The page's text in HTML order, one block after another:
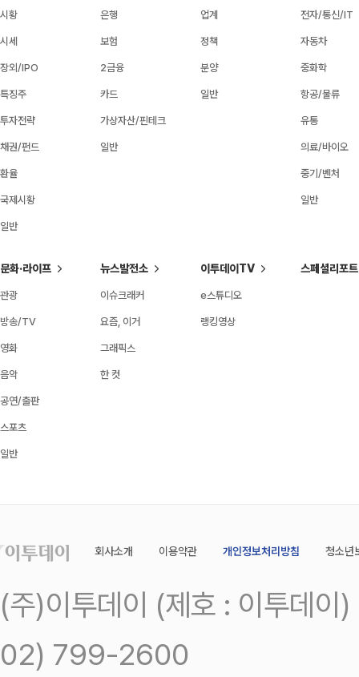
시황
시세
장외/IPO
특징주
투자전략
채권/펀드
환율
국제시황
일반
은행
보험
2금융
카드
가상자산/핀테크
일반
업계
정책
분양
일반
전자/통신/IT
자동차
중화학
항공/물류
유통
의료/바이오
중기/벤처
일반
문화·라이프
관광
방송/TV
영화
음악
공연/출판
스포츠
일반
뉴스발전소
이슈크래커
요즘, 이거
그래픽스
한 컷
이투데이TV
e스튜디오
랭킹영상
스페셜리포트
회사소개 이용약관 개인정보처리방침 청소년
(주)이투데이 (제호 : 이투데
02) 799-2600